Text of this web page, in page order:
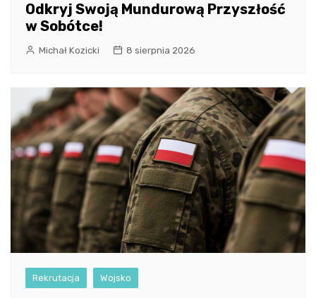
Odkryj Swoją Mundurową Przyszłość
w Sobótce!
Michał Kozicki 8 sierpnia 2026
Rekrutacja Wojsko